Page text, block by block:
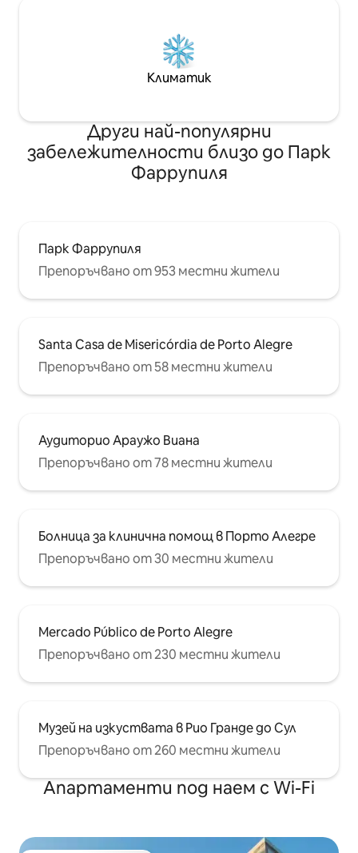
Климатик
Други най-популярни
забележителности близо до Парк
Фаррупиля
Парк Фаррупиля
Препоръчвано от 953 местни жители
Santa Casa de Misericórdia de Porto Alegre
Препоръчвано от 58 местни жители
Аудиторио Араужо Виана
Препоръчвано от 78 местни жители
Болница за клинична помощ в Порто Алегре
Препоръчвано от 30 местни жители
Mercado Público de Porto Alegre
Препоръчвано от 230 местни жители
Музей на изкуствата в Рио Гранде до Сул
Препоръчвано от 260 местни жители
Апартаменти под наем с Wi-Fi